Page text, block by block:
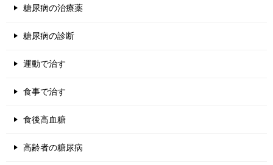
糖尿病の治療薬
糖尿病の診断
運動で治す
食事で治す
食後高血糖
高齢者の糖尿病